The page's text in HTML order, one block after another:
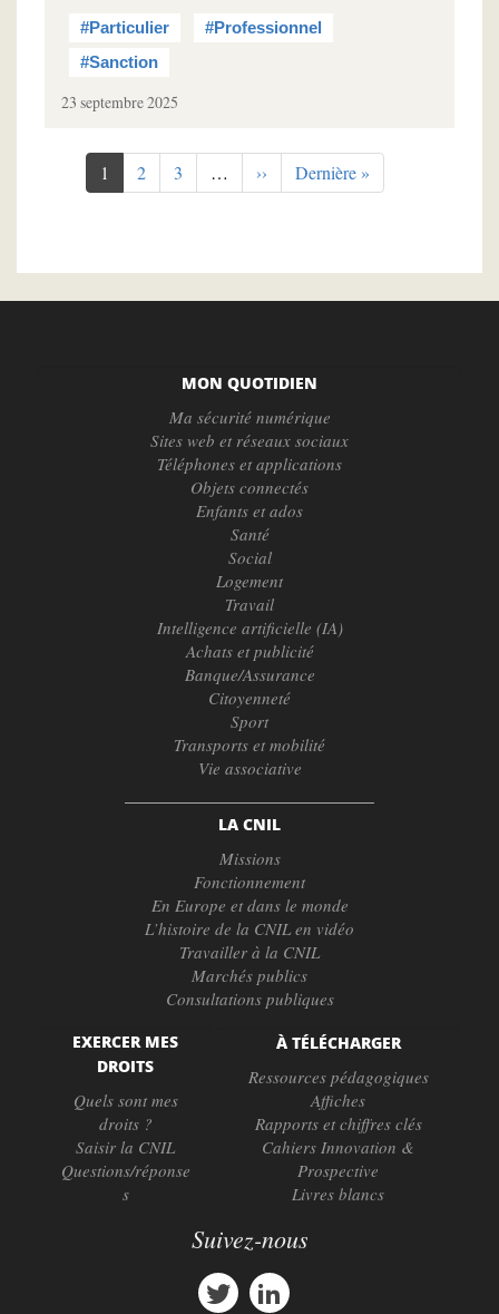
#Particulier
#Professionnel
#Sanction
23 septembre 2025
Pagination
Page
courante
1 Page
2 Page
3 …
Page
suivante
››
Dernière
page
Dernière »
MON QUOTIDIEN
Ma sécurité numérique
Sites web et réseaux sociaux
Téléphones et applications
Objets connectés
Enfants et ados
Santé
Social
Logement
Travail
Intelligence artificielle (IA)
Achats et publicité
Banque/Assurance
Citoyenneté
Sport
Transports et mobilité
Vie associative
LA CNIL
Missions
Fonctionnement
En Europe et dans le monde
L’histoire de la CNIL en vidéo
Travailler à la CNIL
Marchés publics
Consultations publiques
EXERCER MES
DROITS
Quels sont mes
droits ?
Saisir la CNIL
Questions/réponse
s
À TÉLÉCHARGER
Ressources pédagogiques
Affiches
Rapports et chiffres clés
Cahiers Innovation &
Prospective
Livres blancs
Suivez-nous